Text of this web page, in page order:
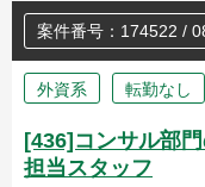
案件番号：174522 /
外資系 転勤なし
[436]コンサル部
担当スタッフ